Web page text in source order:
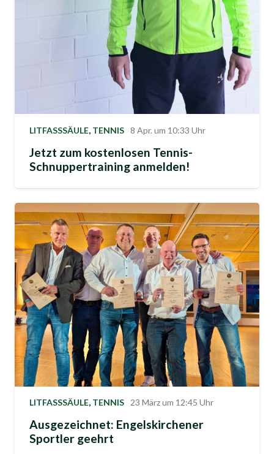
LITFASSSÄULE, TENNIS 8 Apr. um 10:33 Uhr
Jetzt zum kostenlosen Tennis-
Schnuppertraining anmelden!
LITFASSSÄULE, TENNIS 23 März um 12:45 Uhr
Ausgezeichnet: Engelskirchener
Sportler geehrt